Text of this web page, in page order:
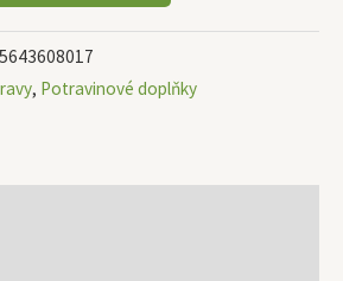
, Potravinové doplňky